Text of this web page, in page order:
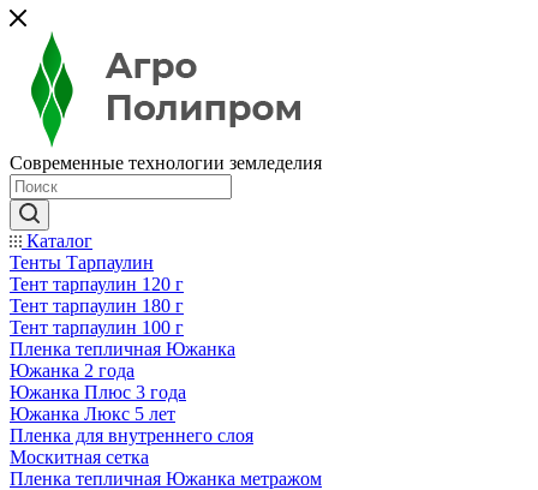
Современные технологии земледелия
Каталог
Тенты Тарпаулин
Тент тарпаулин 120 г
Тент тарпаулин 180 г
Тент тарпаулин 100 г
Пленка тепличная Южанка
Южанка 2 года
Южанка Плюс 3 года
Южанка Люкс 5 лет
Пленка для внутреннего слоя
Москитная сетка
Пленка тепличная Южанка метражом